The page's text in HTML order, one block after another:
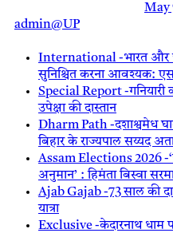
May
admin@UP
International -भारत और
सुनिश्चित करना आवश्यक:
Special Report -गनियारी
उपेक्षा की दास्तान
Dharm Path -दशाश्वमेध
बिहार के राज्यपाल सय्यद
Assam Elections 2026 -
अनुमान’ : हिमंता बिस्वा
Ajab Gajab -73 साल की
यात्रा
Exclusive -केदारनाथ धाम